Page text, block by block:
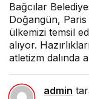
Bağcılar
Doğangün, Paris
ülkemizi temsil
alıyor.
atletizm dalında
admin